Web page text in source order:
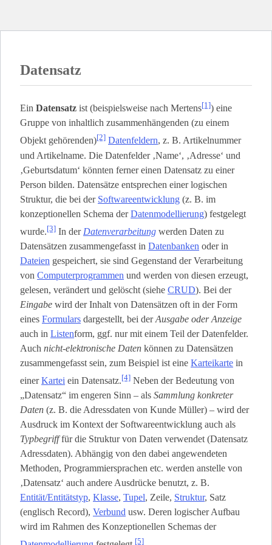
Datensatz
Ein Datensatz ist (beispielsweise nach Mertens[1]) eine
Gruppe von inhaltlich zusammenhängenden (zu einem
Objekt gehörenden)[2] Datenfeldern, z. B. Artikelnummer
und Artikelname. Die Datenfelder ‚Name‘, ‚Adresse‘ und
‚Geburtsdatum‘ könnten ferner einen Datensatz zu einer
Person bilden. Datensätze entsprechen einer logischen
Struktur, die bei der Softwareentwicklung (z. B. im
konzeptionellen Schema derDatenmodellierung) festgelegt
wurde.[3] In der Datenverarbeitung werden Daten zu
Datensätzen zusammengefasst in Datenbanken oder in
Dateien gespeichert, sie sind Gegenstand der Verarbeitung
von Computerprogrammen und werden von diesen erzeugt,
gelesen, verändert und gelöscht (siehe CRUD). Bei der
Eingabe wird der Inhalt von Datensätzen oft in der Form
eines Formulars dargestellt, bei derAusgabe oder Anzeige
auch in Listen­form, ggf. nur mit einem Teil der Datenfelder.
Auch nicht-elektronische Daten können zu Datensätzen
zusammengefasst sein, zum Beispiel ist eine Karteikarte in
einerKartei ein Datensatz.[4] Neben der Bedeutung von
„Datensatz“ im engeren Sinn – als Sammlung konkreter
Daten (z. B. die Adressdaten von Kunde Müller) – wird der
Ausdruck im Kontext der Softwareentwicklung auch als
Typbegrifffür die Struktur von Daten verwendet (Datensatz
Adressdaten). Abhängig von den dabei angewendeten
Methoden, Programmiersprachen etc. werden anstelle von
‚Datensatz‘ auch andere Ausdrücke benutzt, z. B.
Entität/Entitätstyp, Klasse, Tupel, Zeile, Struktur, Satz
(englisch Record), Verbund usw. Deren logischer Aufbau
wird im Rahmen des Konzeptionellen Schemas der
[5]